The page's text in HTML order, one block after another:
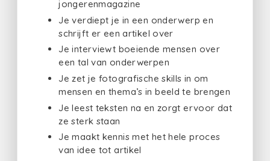
jongerenmagazine
Je verdiept je in een onderwerp en
schrijft er een artikel over
Je interviewt boeiende mensen over
een tal van onderwerpen
Je zet je fotografische skills in om
mensen en thema’s in beeld te brengen
Je leest teksten na en zorgt ervoor dat
ze sterk staan
Je maakt kennis met het hele proces
van idee tot artikel